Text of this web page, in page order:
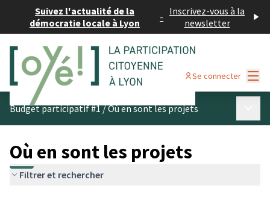
Suivez l'actualité de la
démocratie locale à Lyon
- Inscrivez-vous à la
newsletter
Se connecter
Budget participatif #1/Où en sont les projets
Où en sont les projets
Filtrer et rechercher